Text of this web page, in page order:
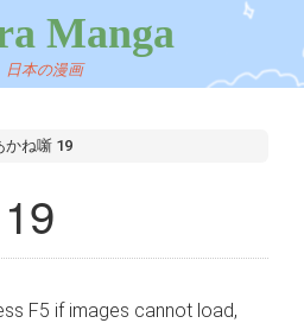
Manga
日本の漫画
かね噺 19
F5 if images cannot load,